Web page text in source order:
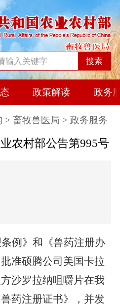
搜索
政策解读 政务
> 畜牧兽医局 > 政务服务
农村部公告第995号
例》和《兽药注册办
批准硕腾公司美国卡拉
沙罗拉纳咀嚼片在我
药注册证书》，并发